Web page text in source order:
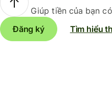
Giúp tiền của bạn
Đăng ký
Tìm hiểu